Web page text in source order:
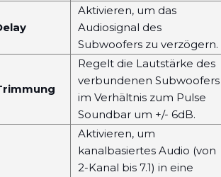
Aktivieren, um das
Audiosignal des
Subwoofers zu verzögern.
Regelt die Lautstärke des
verbundenen Subwoofers
im Verhältnis zum Pulse
Soundbar um +/- 6dB.
Aktivieren, um
kanalbasiertes Audio (von
2-Kanal bis 7.1) in eine